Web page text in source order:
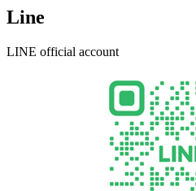
Line
LINE official account